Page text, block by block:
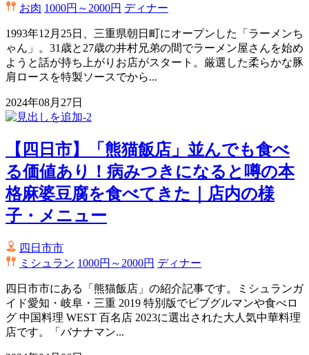
お肉 1000円～2000円 ディナー
1993年12月25日、三重県朝日町にオープンした「ラーメンち
ゃん」。31歳と27歳の井村兄弟の間でラーメン屋さんを始め
ようと話が持ち上がりお店がスタート。厳選した柔らかな豚
肩ロースを特製ソースでから...
2024年08月27日
【四日市】「熊猫飯店」並んでも食べ
る価値あり！病みつきになると噂の本
格麻婆豆腐を食べてきた｜店内の様
子・メニュー
四日市市
ミシュラン 1000円～2000円 ディナー
四日市市にある「熊猫飯店」の紹介記事です。ミシュランガ
イド愛知・岐阜・三重 2019 特別版でビブグルマンや食べロ
グ 中国料理 WEST 百名店 2023に選出された大人気中華料理
店です。「バナナマン...